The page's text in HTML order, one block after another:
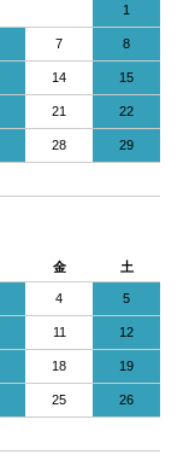
1
7 8
14 15
21 22
28 29
金 土
4 5
11 12
18 19
25 26